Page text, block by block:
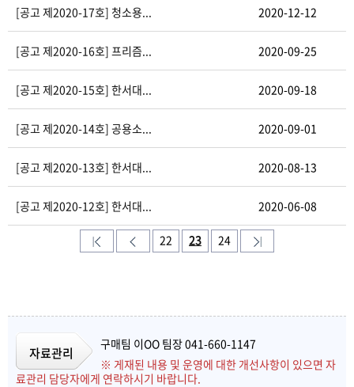
[공고 제2020-17호] 청소용... 2020-12-12
[공고 제2020-16호] 프리즘... 2020-09-25
[공고 제2020-15호] 한서대... 2020-09-18
[공고 제2020-14호] 공용소... 2020-09-01
[공고 제2020-13호] 한서대... 2020-08-13
[공고 제2020-12호] 한서대... 2020-06-08
22 23 24
자료관리
구매팀 이OO 팀장 041-660-1147
※ 게재된 내용 및 운영에 대한 개선사항이 있으면 자
료관리 담당자에게 연락하시기 바랍니다.